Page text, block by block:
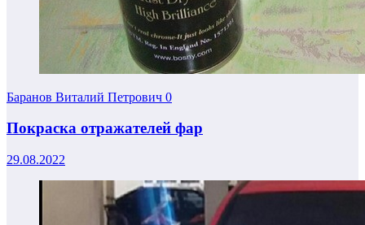
Баранов Виталий Петрович 0
Покраска отражателей фар
29.08.2022